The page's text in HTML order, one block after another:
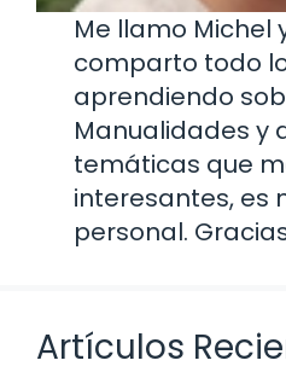
Me llamo Michel
comparto todo
aprendiendo
Manualidades y
temáticas que
interesantes, es
personal.
Artículos